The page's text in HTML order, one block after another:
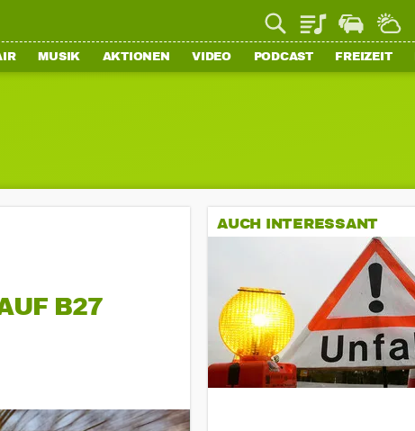
PlaylistStaupilot
MUSIK AKTIONEN VIDEO PODCAST FREIZEIT
B27
AUCH INTERESSANT